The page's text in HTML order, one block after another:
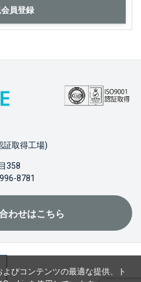
取得工場)
358
8781
わせはこちら
びコンテンツの最適な提供、ト